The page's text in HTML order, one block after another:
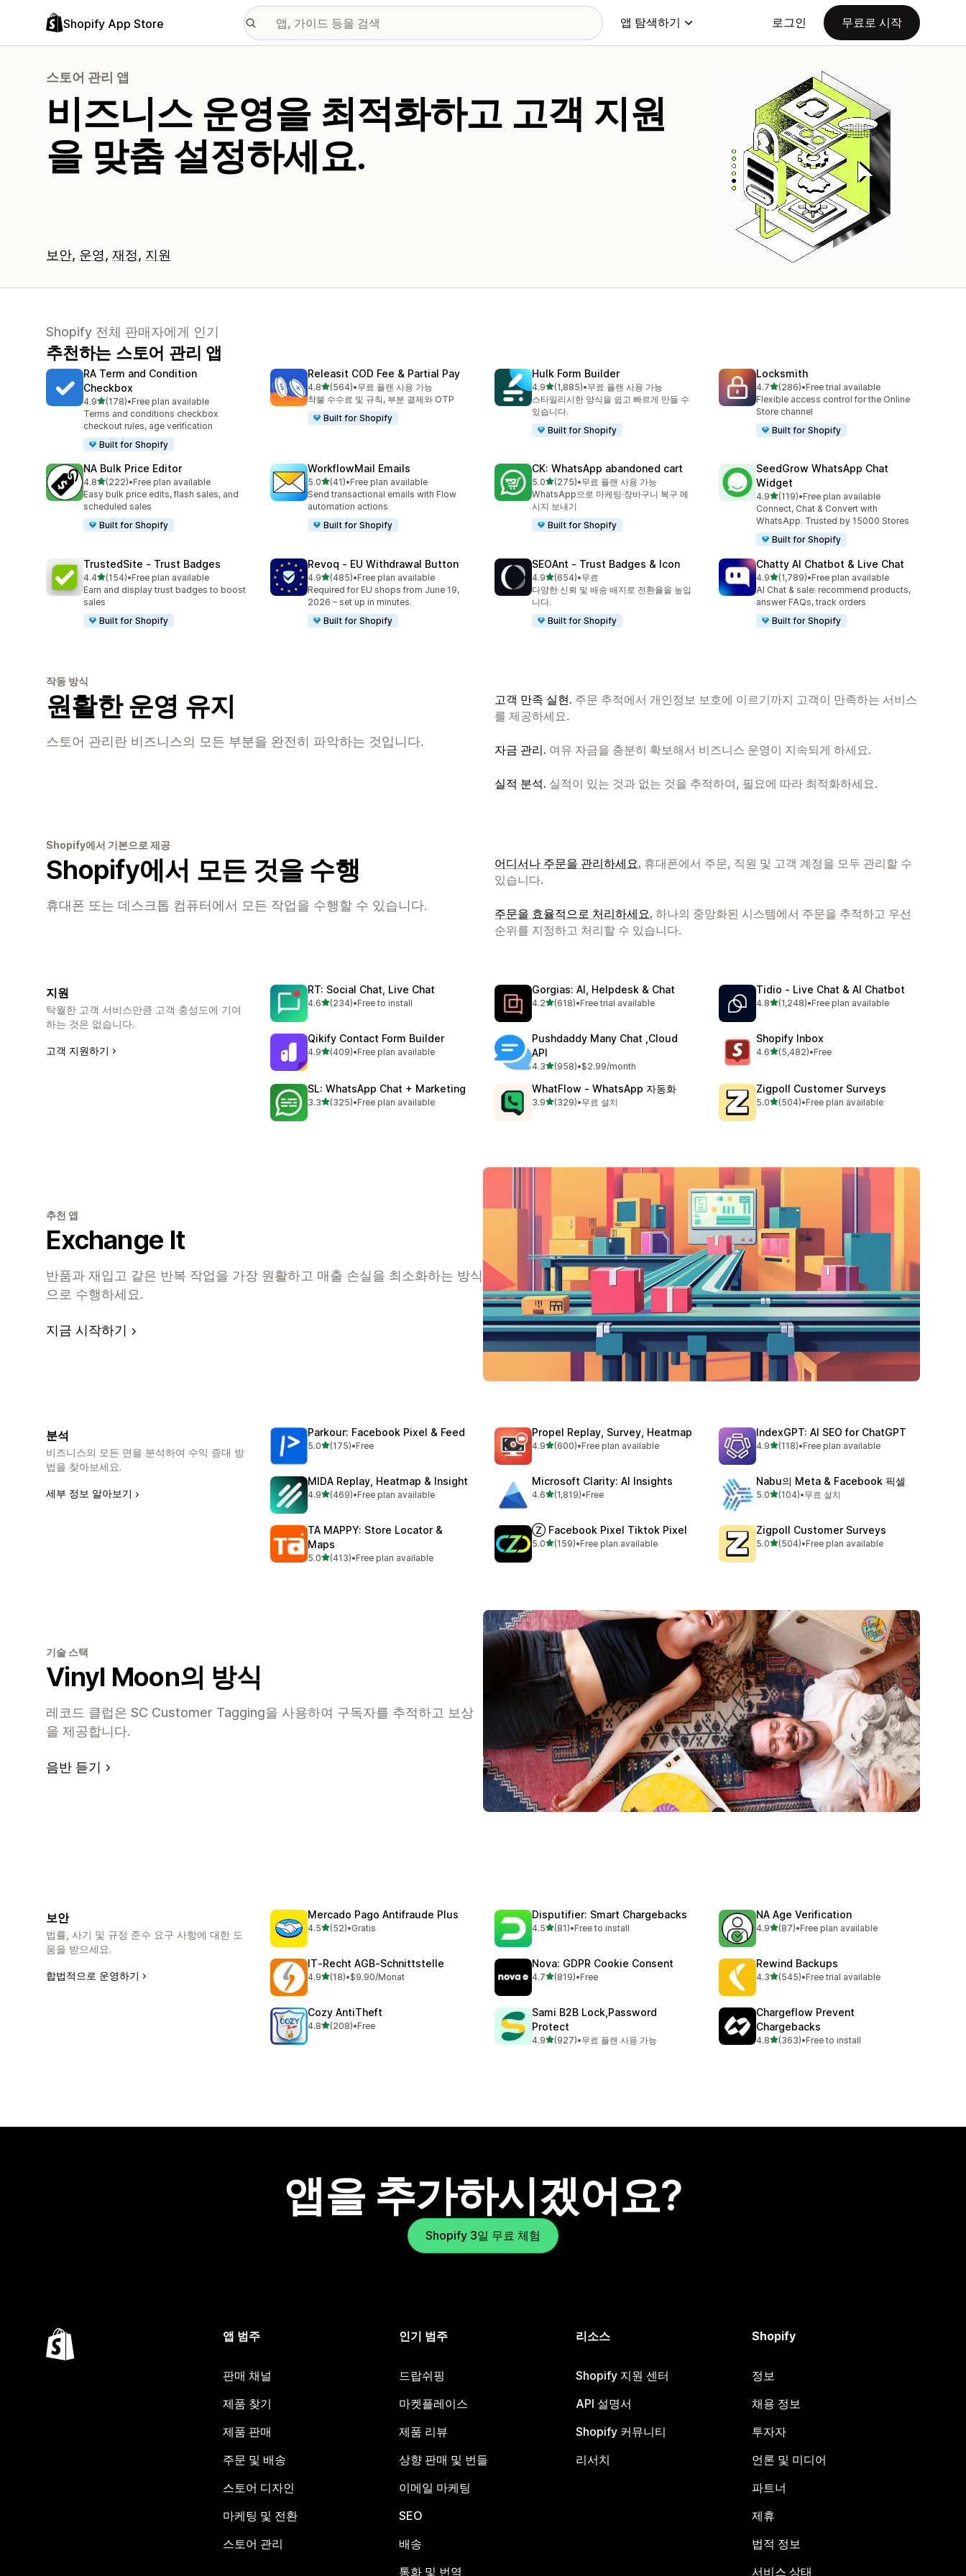
Shopify App Store 앱 탐색하기 로그인 무료로 시작
스토어 관리 앱
비즈니스 운영을 최적화하고 고객 지원
을 맞춤 설정하세요.
보안 운영 재정 지원
Shopify 전체 판매자에게 인기
추천하는 스토어 관리 앱
RA Term and Condition
Checkbox
4.9별 5개 중
(178)
총 리뷰 178개
•Free plan available
Terms and conditions checkbox
checkout rules, age verification
Built for Shopify
Releasit COD Fee & Partial Pay
4.8별 5개 중
(564)
총 리뷰 564개
•무료 플랜 사용 가능
착불 수수료 및 규칙, 부분 결제와 OTP
Built for Shopify
Hulk Form Builder
4.9별 5개 중
(1,885)
총 리뷰 1885개
•무료 플랜 사용 가능
스타일리시한 양식을 쉽고 빠르게 만들 수
있습니다.
Built for Shopify
Locksmith
4.7별 5개 중
(286)
총 리뷰 286개
•Free trial available
Flexible access control for the Online
Store channel
Built for Shopify
NA Bulk Price Editor
4.8별 5개 중
(222)
총 리뷰 222개
•Free plan available
Easy bulk price edits, flash sales, and
scheduled sales
Built for Shopify
WorkflowMail Emails
5.0별 5개 중
(41)
총 리뷰 41개
•Free plan available
Send transactional emails with Flow
automation actions
Built for Shopify
CK: WhatsApp abandoned cart
5.0별 5개 중
(275)
총 리뷰 275개
•무료 플랜 사용 가능
WhatsApp으로 마케팅·장바구니 복구 메
시지 보내기
Built for Shopify
SeedGrow WhatsApp Chat
Widget
4.9별 5개 중
(119)
총 리뷰 119개
•Free plan available
Connect, Chat & Convert with
WhatsApp. Trusted by 15000 Stores
Built for Shopify
TrustedSite ‑ Trust Badges
4.4별 5개 중
(154)
총 리뷰 154개
•Free plan available
Earn and display trust badges to boost
sales
Built for Shopify
Revoq ‑ EU Withdrawal Button
4.9별 5개 중
(485)
총 리뷰 485개
•Free plan available
Required for EU shops from June 19,
2026 – set up in minutes.
Built for Shopify
SEOAnt ‑ Trust Badges & Icon
4.9별 5개 중
(654)
총 리뷰 654개
•무료
다양한 신뢰 및 배송 배지로 전환율을 높입
니다.
Built for Shopify
Chatty AI Chatbot & Live Chat
4.9별 5개 중
(1,789)
총 리뷰 1789개
•Free plan available
AI Chat & sale: recommend products,
answer FAQs, track orders
Built for Shopify
작동 방식
원활한 운영 유지
스토어 관리란 비즈니스의 모든 부분을 완전히 파악하는 것입니다.
고객 만족 실현. 주문 추적에서 개인정보 보호에 이르기까지 고객이 만족하는 서비스
를 제공하세요.
자금 관리. 여유 자금을 충분히 확보해서 비즈니스 운영이 지속되게 하세요.
실적 분석. 실적이 있는 것과 없는 것을 추적하여, 필요에 따라 최적화하세요.
Shopify에서 기본으로 제공
Shopify에서 모든 것을 수행
휴대폰 또는 데스크톱 컴퓨터에서 모든 작업을 수행할 수 있습니다.
어디서나 주문을 관리하세요. 휴대폰에서 주문, 직원 및 고객 계정을 모두 관리할 수
있습니다.
주문을 효율적으로 처리하세요. 하나의 중앙화된 시스템에서 주문을 추적하고 우선
순위를 지정하고 처리할 수 있습니다.
지원
탁월한 고객 서비스만큼 고객 충성도에 기여
하는 것은 없습니다.
고객 지원하기
RT: Social Chat, Live Chat
4.6별 5개 중
(234)
총 리뷰 234개
•Free to install
Gorgias: AI, Helpdesk & Chat
4.2별 5개 중
(618)
총 리뷰 618개
•Free trial available
Tidio ‑ Live Chat & AI Chatbot
4.8별 5개 중
(1,248)
총 리뷰 1248개
•Free plan available
Qikify Contact Form Builder
4.9별 5개 중
(409)
총 리뷰 409개
•Free plan available
Pushdaddy Many Chat ,Cloud
API
4.3별 5개 중
(958)
총 리뷰 958개
•$2.99/month
Shopify Inbox
4.6별 5개 중
(5,482)
총 리뷰 5482개
•Free
SL: WhatsApp Chat + Marketing
3.3별 5개 중
(325)
총 리뷰 325개
•Free plan available
WhatFlow ‑ WhatsApp 자동화
3.9별 5개 중
(329)
총 리뷰 329개
•무료 설치
Zigpoll Customer Surveys
5.0별 5개 중
(504)
총 리뷰 504개
•Free plan available
추천 앱
Exchange It
반품과 재입고 같은 반복 작업을 가장 원활하고 매출 손실을 최소화하는 방식
으로 수행하세요.
지금 시작하기
분석
비즈니스의 모든 면을 분석하여 수익 증대 방
법을 찾아보세요.
세부 정보 알아보기
Parkour: Facebook Pixel & Feed
5.0별 5개 중
(175)
총 리뷰 175개
•Free
Propel Replay, Survey, Heatmap
4.9별 5개 중
(600)
총 리뷰 600개
•Free plan available
IndexGPT: AI SEO for ChatGPT
4.9별 5개 중
(118)
총 리뷰 118개
•Free plan available
MIDA Replay, Heatmap & Insight
4.9별 5개 중
(469)
총 리뷰 469개
•Free plan available
Microsoft Clarity: AI Insights
4.6별 5개 중
(1,819)
총 리뷰 1819개
•Free
Nabu의 Meta & Facebook 픽셀
5.0별 5개 중
(104)
총 리뷰 104개
•무료 설치
TA MAPPY: Store Locator &
Maps
5.0별 5개 중
(413)
총 리뷰 413개
•Free plan available
Ⓩ Facebook Pixel Tiktok Pixel
5.0별 5개 중
(159)
총 리뷰 159개
•Free plan available
Zigpoll Customer Surveys
5.0별 5개 중
(504)
총 리뷰 504개
•Free plan available
기술 스택
Vinyl Moon의 방식
레코드 클럽은 SC Customer Tagging을 사용하여 구독자를 추적하고 보상
을 제공합니다.
음반 듣기
보안
법률, 사기 및 규정 준수 요구 사항에 대한 도
움을 받으세요.
합법적으로 운영하기
Mercado Pago Antifraude Plus
4.5별 5개 중
(52)
총 리뷰 52개
•Gratis
Disputifier: Smart Chargebacks
4.5별 5개 중
(81)
총 리뷰 81개
•Free to install
NA Age Verification
4.9별 5개 중
(87)
총 리뷰 87개
•Free plan available
IT‑Recht AGB‑Schnittstelle
4.9별 5개 중
(18)
총 리뷰 18개
•$9.90/Monat
Nova: GDPR Cookie Consent
4.7별 5개 중
(819)
총 리뷰 819개
•Free
Rewind Backups
4.3별 5개 중
(545)
총 리뷰 545개
•Free trial available
Cozy AntiTheft
4.8별 5개 중
(208)
총 리뷰 208개
•Free
Sami B2B Lock,Password
Protect
4.9별 5개 중
(927)
총 리뷰 927개
•무료 플랜 사용 가능
Chargeflow Prevent
Chargebacks
4.8별 5개 중
(363)
총 리뷰 363개
•Free to install
앱을 추가하시겠어요?
Shopify 3일 무료 체험
앱 범주
판매 채널
제품 찾기
제품 판매
주문 및 배송
스토어 디자인
마케팅 및 전환
스토어 관리
인기 범주
드랍쉬핑
마켓플레이스
제품 리뷰
상향 판매 및 번들
이메일 마케팅
SEO
배송
통화 및 번역
리소스
Shopify 지원 센터
API 설명서
Shopify 커뮤니티
리서치
Shopify
정보
채용 정보
투자자
언론 및 미디어
파트너
제휴
법적 정보
서비스 상태